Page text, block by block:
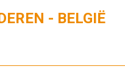
- BELGIË